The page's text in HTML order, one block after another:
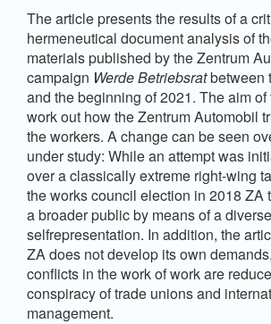
The article presents the results of a
hermeneutical document analysis of
materials published by the Zentrum
campaign Werde Betriebsratbetween
and the beginning of 2021. The aim
work out how the Zentrum Automobil
the workers. A change can be seen
under study: While an attempt was
over a classically extreme right-wing
the works council election in 2018 ZA
a broader public by means of a diverse
selfrepresentation. In addition, the
ZA does not develop its own
conflicts in the work of work are
conspiracy of trade unions and
management.